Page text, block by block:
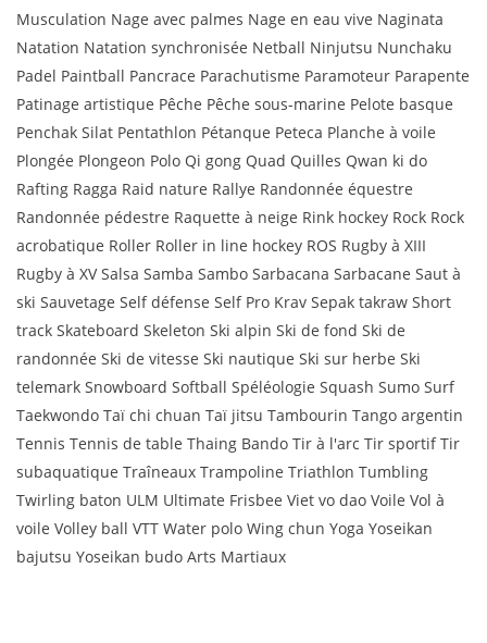
Musculation Nage avec palmes Nage en eau vive Naginata
Natation Natation synchronisée Netball Ninjutsu Nunchaku
Padel Paintball Pancrace Parachutisme Paramoteur Parapente
Patinage artistique Pêche Pêche sous-marine Pelote basque
Penchak Silat Pentathlon Pétanque Peteca Planche à voile
Plongée Plongeon Polo Qi gong Quad Quilles Qwan ki do
Rafting Ragga Raid nature Rallye Randonnée équestre
Randonnée pédestre Raquette à neige Rink hockey Rock Rock
acrobatique Roller Roller in line hockey ROS Rugby à XIII
Rugby à XV Salsa Samba Sambo Sarbacana Sarbacane Saut à
ski Sauvetage Self défense Self Pro Krav Sepak takraw Short
track Skateboard Skeleton Ski alpin Ski de fond Ski de
randonnée Ski de vitesse Ski nautique Ski sur herbe Ski
telemark Snowboard Softball Spéléologie Squash Sumo Surf
Taekwondo Taï chi chuan Taï jitsu Tambourin Tango argentin
Tennis Tennis de table Thaing Bando Tir à l'arc Tir sportif Tir
subaquatique Traîneaux Trampoline Triathlon Tumbling
Twirling baton ULM Ultimate Frisbee Viet vo dao Voile Vol à
voile Volley ball VTT Water polo Wing chun Yoga Yoseikan
bajutsu Yoseikan budo Arts Martiaux